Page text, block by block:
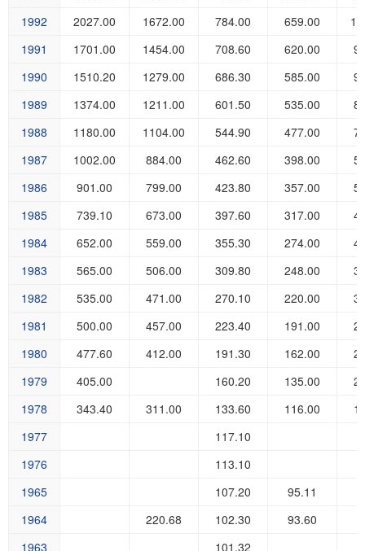
1992
2027.00 1672.00 784.00 659.00
1991
1701.00 1454.00 708.60 620.00
1990
1510.20 1279.00 686.30 585.00
1989
1374.00 1211.00 601.50 535.00
1988
1180.00 1104.00 544.90 477.00
1987
1002.00 884.00 462.60 398.00
1986
901.00 799.00 423.80 357.00
1985
739.10 673.00 397.60 317.00
1984
652.00 559.00 355.30 274.00
1983
565.00 506.00 309.80 248.00
1982
535.00 471.00 270.10 220.00
1981
500.00 457.00 223.40 191.00
1980
477.60 412.00 191.30 162.00
1979
405.00 160.20 135.00
1978
343.40 311.00 133.60 116.00
1977
117.10
1976
113.10
1965
107.20
95.11
1964
220.68 102.30
93.60
1963
101.32